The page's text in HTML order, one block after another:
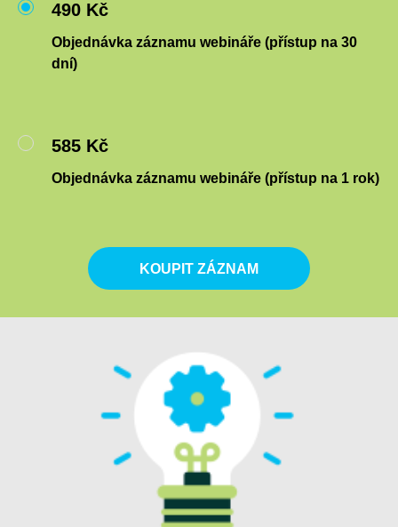
490 Kč
Objednávka záznamu webináře (přístup na 30
dní)
585 Kč
Objednávka záznamu webináře (přístup na 1 rok)
KOUPIT ZÁZNAM